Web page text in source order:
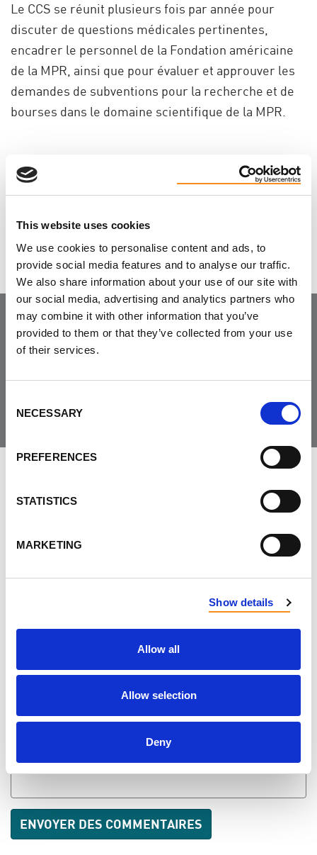
This website uses cookies
We use cookies to personalise content and ads, to
provide social media features and to analyse our traffic.
We also share information about your use of our site with
our social media, advertising and analytics partners who
may combine it with other information that you’ve
provided to them or that they’ve collected from your use
of their services.
Selection
NECESSARY
PREFERENCES
STATISTICS
MARKETING
Show details
Allow all
Allow selection
Deny
Le CCS se réunit plusieurs fois par année pour
discuter de questions médicales pertinentes,
encadrer le personnel de la Fondation américaine
de la MPR, ainsi que pour évaluer et approuver les
demandes de subventions pour la recherche et de
bourses dans le domaine scientifique de la MPR.
Aimez-vous cette page?
Tweet
Joignez-vous à la
communauté
PRÉNOM